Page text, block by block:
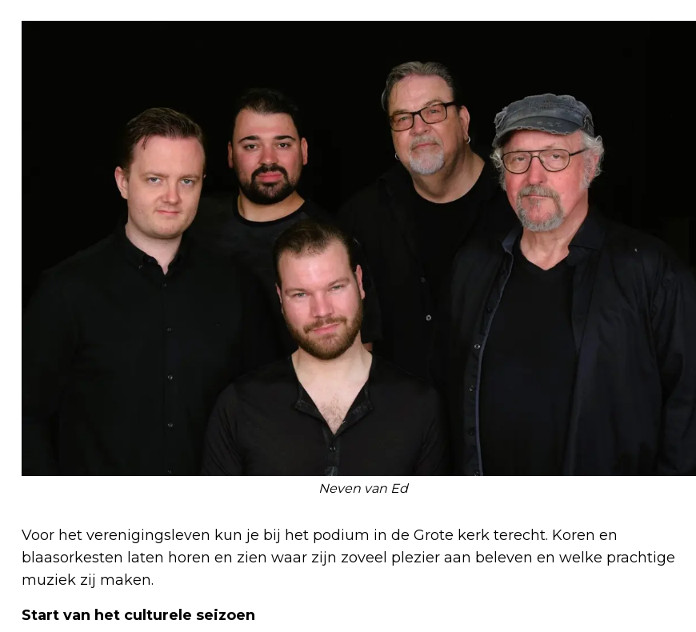
Neven van Ed
Voor het verenigingsleven kun je bij het podium in de Grote kerk terecht. Koren en
blaasorkesten laten horen en zien waar zijn zoveel plezier aan beleven en welke prachtige
muziek zij maken.
Start van het culturele seizoen